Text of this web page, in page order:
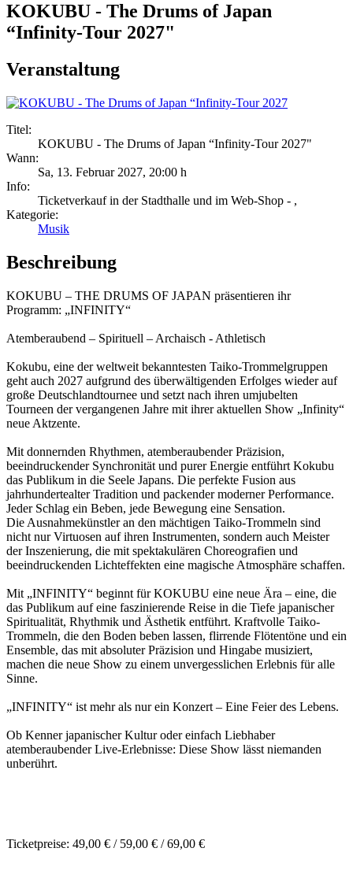
KOKUBU - The Drums of Japan
“Infinity-Tour 2027"
Veranstaltung
Titel:
KOKUBU - The Drums of Japan “Infinity-Tour 2027"
Wann:
Sa, 13. Februar 2027, 20:00 h
Info:
Ticketverkauf in der Stadthalle und im Web-Shop - ,
Kategorie:
Musik
Beschreibung
KOKUBU – THE DRUMS OF JAPAN präsentieren ihr
Programm: „INFINITY“
Atemberaubend – Spirituell – Archaisch - Athletisch
Kokubu, eine der weltweit bekanntesten Taiko-Trommelgruppen
geht auch 2027 aufgrund des überwältigenden Erfolges wieder auf
große Deutschlandtournee und setzt nach ihren umjubelten
Tourneen der vergangenen Jahre mit ihrer aktuellen Show „Infinity“
neue Aktzente.
Mit donnernden Rhythmen, atemberaubender Präzision,
beeindruckender Synchronität und purer Energie entführt Kokubu
das Publikum in die Seele Japans. Die perfekte Fusion aus
jahrhundertealter Tradition und packender moderner Performance.
Jeder Schlag ein Beben, jede Bewegung eine Sensation.
Die Ausnahmekünstler an den mächtigen Taiko-Trommeln sind
nicht nur Virtuosen auf ihren Instrumenten, sondern auch Meister
der Inszenierung, die mit spektakulären Choreografien und
beeindruckenden Lichteffekten eine magische Atmosphäre schaffen.
Mit „INFINITY“ beginnt für KOKUBU eine neue Ära – eine, die
das Publikum auf eine faszinierende Reise in die Tiefe japanischer
Spiritualität, Rhythmik und Ästhetik entführt. Kraftvolle Taiko-
Trommeln, die den Boden beben lassen, flirrende Flötentöne und ein
Ensemble, das mit absoluter Präzision und Hingabe musiziert,
machen die neue Show zu einem unvergesslichen Erlebnis für alle
Sinne.
„INFINITY“ ist mehr als nur ein Konzert – Eine Feier des Lebens.
Ob Kenner japanischer Kultur oder einfach Liebhaber
atemberaubender Live-Erlebnisse: Diese Show lässt niemanden
unberührt.
Ticketpreise: 49,00 € / 59,00 € / 69,00 €